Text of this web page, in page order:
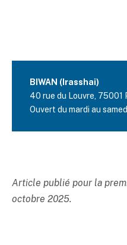
BIWAN (Irasshai)
40 rue du Louvre, 75001
Ouvert du mardi au
Article publié pour la
octobre 2025.